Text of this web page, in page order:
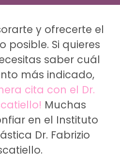
y ofrecerte el
posible. Si quieres
saber cuál
más indicado,
cita con el Dr.
Muchas
en el Instituto
Dr. Fabrizio